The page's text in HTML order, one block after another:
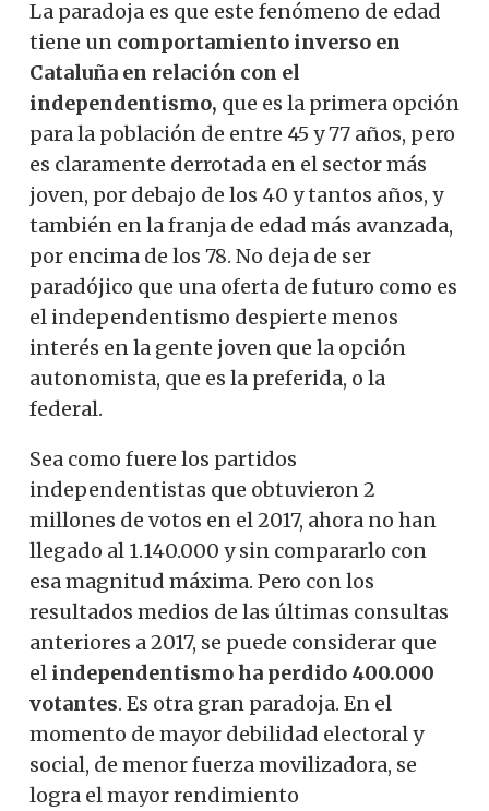
La paradoja es que este fenómeno de edad
tiene un comportamiento inverso en
Cataluña en relación con el
independentismo, que es la primera opción
para la población de entre 45 y 77 años, pero
es claramente derrotada en el sector más
joven, por debajo de los 40 y tantos años, y
también en la franja de edad más avanzada,
por encima de los 78. No deja de ser
paradójico que una oferta de futuro como es
el independentismo despierte menos
interés en la gente joven que la opción
autonomista, que es la preferida, o la
federal.
Sea como fuere los partidos
independentistas que obtuvieron 2
millones de votos en el 2017, ahora no han
llegado al 1.140.000 y sin compararlo con
esa magnitud máxima. Pero con los
resultados medios de las últimas consultas
anteriores a 2017, se puede considerar que
el independentismo ha perdido 400.000
votantes. Es otra gran paradoja. En el
momento de mayor debilidad electoral y
social, de menor fuerza movilizadora, se
logra el mayor rendimiento